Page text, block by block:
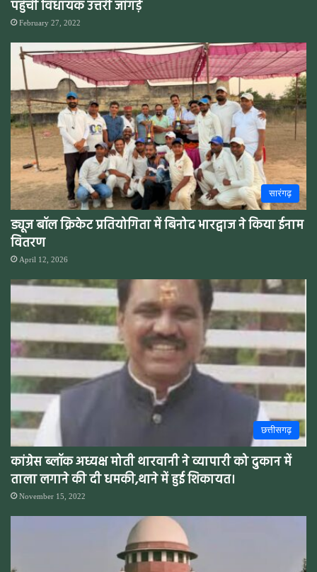
पहुंची विधायक उत्तरी जांगड़े
February 27, 2022
सारंगढ़
ड्यूज बॉल क्रिकेट प्रतियोगिता में बिनोद भारद्वाज ने किया ईनाम
वितरण
April 12, 2026
छत्तीसगढ़
कांग्रेस ब्लॉक अध्यक्ष मोती थारवानी ने व्यापारी को दुकान में
ताला लगाने की दी धमकी,थाने में हुई शिकायत।
November 15, 2022